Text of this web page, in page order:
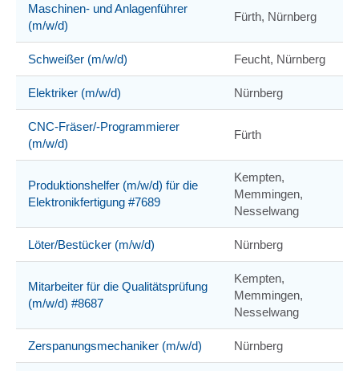
Maschinen- und Anlagenführer
(m/w/d)
Fürth, Nürnberg
Schweißer (m/w/d) Feucht, Nürnberg
Elektriker (m/w/d) Nürnberg
CNC-Fräser/-Programmierer
(m/w/d)
Fürth
Produktionshelfer (m/w/d) für die
Elektronikfertigung #7689
Kempten,
Memmingen,
Nesselwang
Löter/Bestücker (m/w/d) Nürnberg
Mitarbeiter für die Qualitätsprüfung
(m/w/d) #8687
Kempten,
Memmingen,
Nesselwang
Zerspanungsmechaniker (m/w/d) Nürnberg